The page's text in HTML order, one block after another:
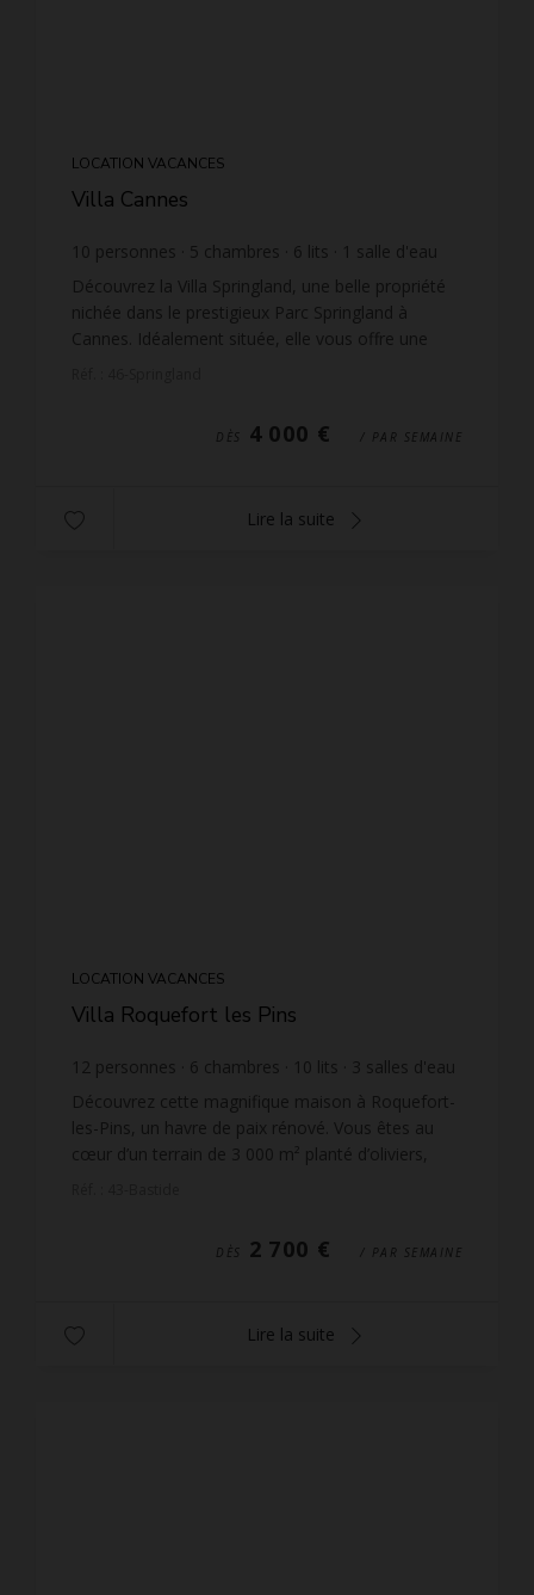
LOCATION VACANCES
Villa Cannes
10 personnes 5 chambres 6 lits 1 salle d'eau
salles de bain wi-fi
Découvrez la Villa Springland, une belle propriété
nichée dans le prestigieux Parc Springland à
Cannes. Idéalement située, elle vous offre une
DÈS 4 000 € / PAR SEMAINE
Lire la suite
LOCATION VACANCES
Villa Roquefort les Pins
12 personnes 6 chambres 10 lits 3 salles d'eau
salles de bain
Découvrez cette magnifique maison à Roquefort-
les-Pins, un havre de paix rénové. Vous êtes au
cœur d’un terrain de 3 000 m² planté d’oliviers,
DÈS 2 700 € / PAR SEMAINE
Lire la suite